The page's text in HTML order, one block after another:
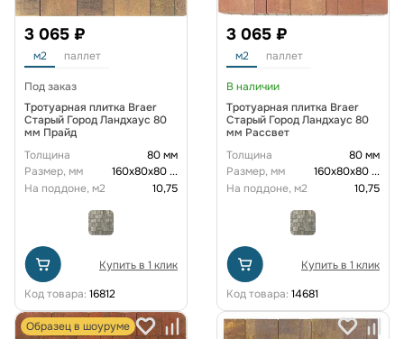
3 065 ₽
м2 паллет
Под заказ
Тротуарная плитка Braer
Старый Город Ландхаус 80
мм Прайд
Толщина
80 мм
Размер, мм
160х80х80...
На поддоне, м2
10,75
Купить в 1 клик
Код товара: 16812
3 065 ₽
м2 паллет
В наличии
Тротуарная плитка Braer
Старый Город Ландхаус 80
мм Рассвет
Толщина
80 мм
Размер, мм
160х80х80...
На поддоне, м2
10,75
Купить в 1 клик
Код товара: 14681
Образец в шоуруме